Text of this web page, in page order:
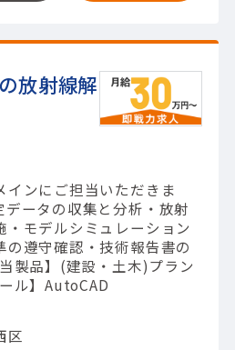
放射線解
インにご担当いただきま
データの収集と分析・放射
・モデルシミュレーション
の遵守確認・技術報告書の
製品】(建設・土木)プラン
ル】AutoCAD
区